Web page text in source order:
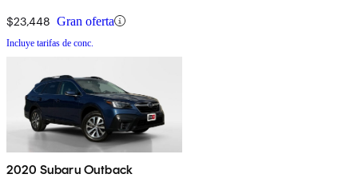
$23,448 Gran oferta
Incluye tarifas de conc.
2020 Subaru Outback